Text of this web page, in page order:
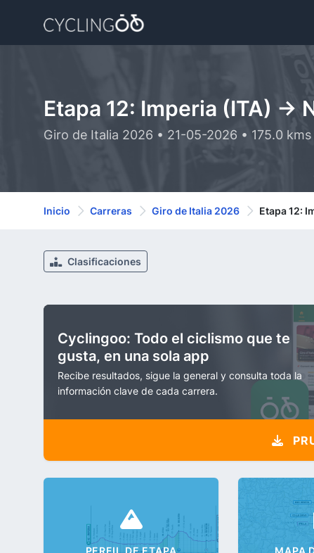
Etapa 12: Imperia (ITA) ->
Giro de Italia 2026 • 21-05-2026 • 175.0 kms
Inicio Carreras Giro de Italia 2026 Etapa 12:
Clasificaciones
Cyclingoo: Todo el ciclismo que te
gusta, en una sola app
Recibe resultados, sigue la general y consulta toda la
información clave de cada carrera.
PERFIL DE ETAPA MAPA